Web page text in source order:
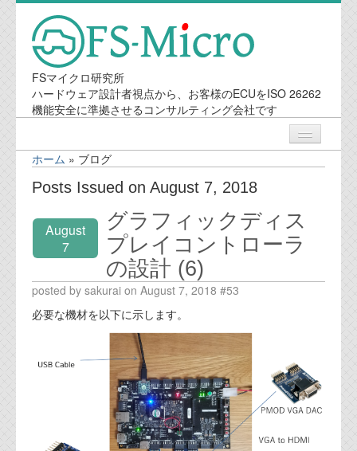
FSマイクロ研究所
ハードウェア設計者視点から、お客様のECUをISO 26262
機能安全に準拠させるコンサルティング会社です
ニュース
業務内容
機能安全コンサルティング
会社案内
代表ご挨拶
ホーム » ブログ
Posts Issued on August 7, 2018
August
7
グラフィックディス
プレイコントローラ
の設計 (6)
posted by sakurai on August 7, 2018 #53
必要な機材を以下に示します。